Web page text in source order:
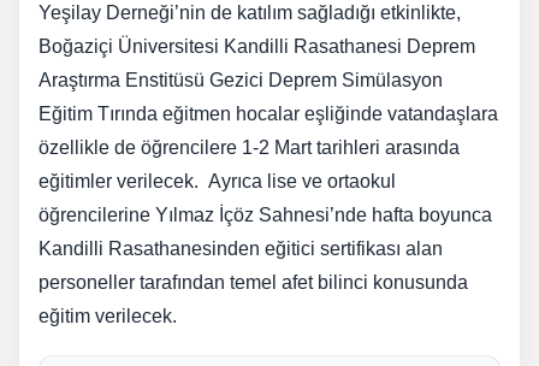
Yeşilay Derneği’nin de katılım sağladığı etkinlikte,
Boğaziçi Üniversitesi Kandilli Rasathanesi Deprem
Araştırma Enstitüsü Gezici Deprem Simülasyon
Eğitim Tırında eğitmen hocalar eşliğinde vatandaşlara
özellikle de öğrencilere 1-2 Mart tarihleri arasında
eğitimler verilecek. Ayrıca lise ve ortaokul
öğrencilerine Yılmaz İçöz Sahnesi’nde hafta boyunca
Kandilli Rasathanesinden eğitici sertifikası alan
personeller tarafından temel afet bilinci konusunda
eğitim verilecek.